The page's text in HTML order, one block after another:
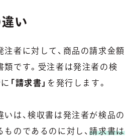
い
者に対して、商品の請求金額
類です。受注者は発注者の検
「請求書」 を発行します。
は、検収書は発注者が検品の
ものであるのに対し、請求書は